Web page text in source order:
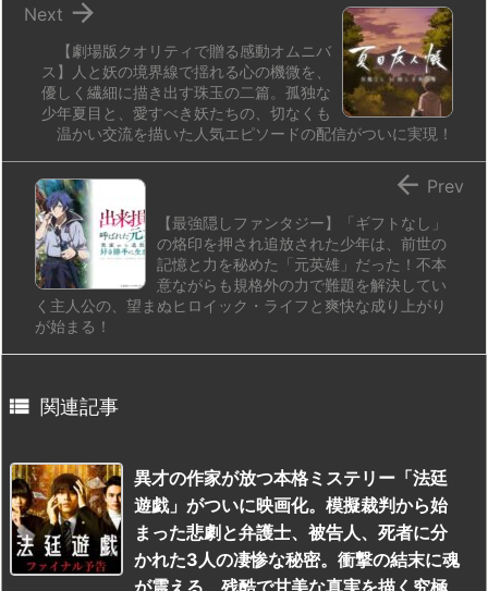
【劇場版クオリティで贈る感動オムニバ
ス】人と妖の境界線で揺れる心の機微を、
優しく繊細に描き出す珠玉の二篇。孤独な
少年夏目と、愛すべき妖たちの、切なくも
温かい交流を描いた人気エピソードの配信がついに実現！

Next
【最強隠しファンタジー】「ギフトなし」
の烙印を押され追放された少年は、前世の
記憶と力を秘めた「元英雄」だった！不本
意ながらも規格外の力で難題を解決してい
く主人公の、望まぬヒロイック・ライフと爽快な成り上がり
が始まる！
 Prev
 関連記事
異才の作家が放つ本格ミステリー「法廷
遊戯」がついに映画化。模擬裁判から始
まった悲劇と弁護士、被告人、死者に分
かれた3人の凄惨な秘密。衝撃の結末に魂
が震える、残酷で甘美な真実を描く究極